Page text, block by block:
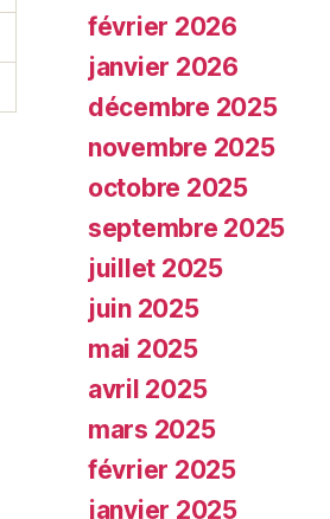
février 2026
janvier 2026
décembre 2025
novembre 2025
octobre 2025
septembre 2025
juillet 2025
juin 2025
mai 2025
avril 2025
mars 2025
février 2025
janvier 2025